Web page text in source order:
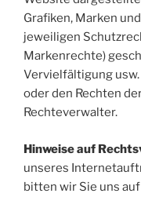
Grafiken, Marken
jeweiligen
Markenrechte)
Vervielfältigung
oder den Rechten
Rechteverwalter.
Hinweise auf
unseres
bitten wir Sie uns